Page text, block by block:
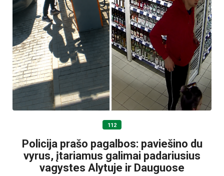
112
Policija prašo pagalbos: paviešino du
vyrus, įtariamus galimai padariusius
vagystes Alytuje ir Dauguose